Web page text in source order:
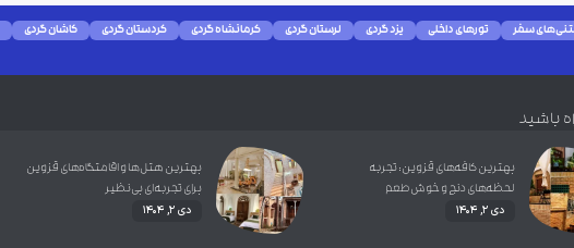
سفر تورهای داخلی یزد گردی لرستان گردی کرمانشاه گردی کردستان گردی کاشان گردی
باشید
بهترین کافه‌های قزوین: تجربه‌
لحظه‌های دنج و خوش‌طعم
دی ۲, ۱۴۰۴
بهترین هتل‌ها و اقامتگاه‌های قزوین
برای تجربه‌ای بی‌نظیر
دی ۲, ۱۴۰۴